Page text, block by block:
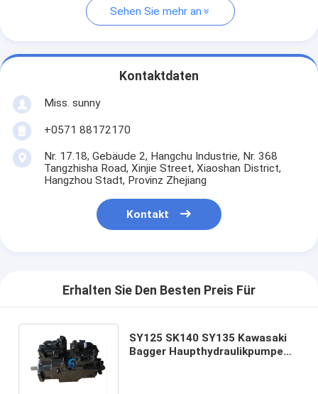
Sehen Sie mehr an
Kontaktdaten
Miss. sunny
+0571 88172170
Nr. 17.18, Gebäude 2, Hangchu Industrie, Nr. 368
Tangzhisha Road, Xinjie Street, Xiaoshan District,
Hangzhou Stadt, Provinz Zhejiang
Kontakt
Erhalten Sie Den Besten Preis Für
SY125 SK140 SY135 Kawasaki
Bagger Haupthydraulikpumpe